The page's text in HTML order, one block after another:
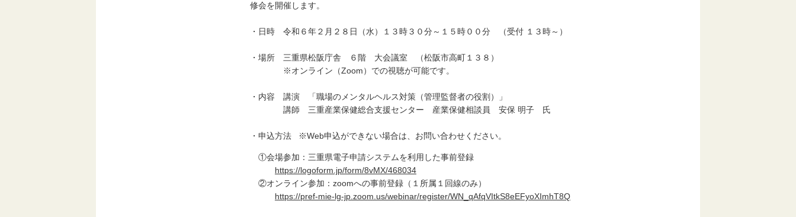
修会を開催します。
・日時 令和６年２月２８日（水）１３時３０分～１５時００分 （受付 １３時～）
・場所 三重県松阪庁舎 ６階 大会議室 （松阪市高町１３８）
※オンライン（Zoom）での視聴が可能です。
・内容 講演 「職場のメンタルヘルス対策（管理監督者の役割）」
講師 三重産業保健総合支援センター 産業保健相談員 安保 明子 氏
・申込方法 ※Web申込ができない場合は、お問い合わせください。
①会場参加：三重県電子申請システムを利用した事前登録
https://logoform.jp/form/8vMX/468034
②オンライン参加：zoomへの事前登録（１所属１回線のみ）
https://pref-mie-lg-jp.zoom.us/webinar/register/WN_qAfqVItkS8eEFyoXImhT8Q